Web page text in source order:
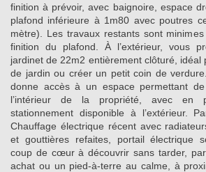
finition à prévoir, avec baignoire, espace
plafond inférieure à 1m80 avec poutres
mètre). Les travaux restants sont
finition du plafond. À l’extérieur, vous
jardinet de 22m2 entièrement clôturé, idéal
de jardin ou créer un petit coin de
donne accès à un espace permettant
l’intérieur de la propriété, avec en
stationnement disponible à l’extérieur.
Chauffage électrique récent avec
et gouttières refaites, portail électrique
coup de cœur à découvrir sans tarder,
achat ou un pied-à-terre au calme, à